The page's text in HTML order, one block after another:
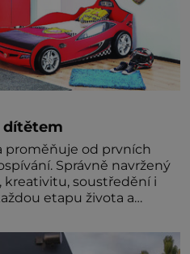
dítětem
proměňuje od prvních
Správně navržený
soustředění i
etapu života a
proto by pokoj
klidně a útulně.